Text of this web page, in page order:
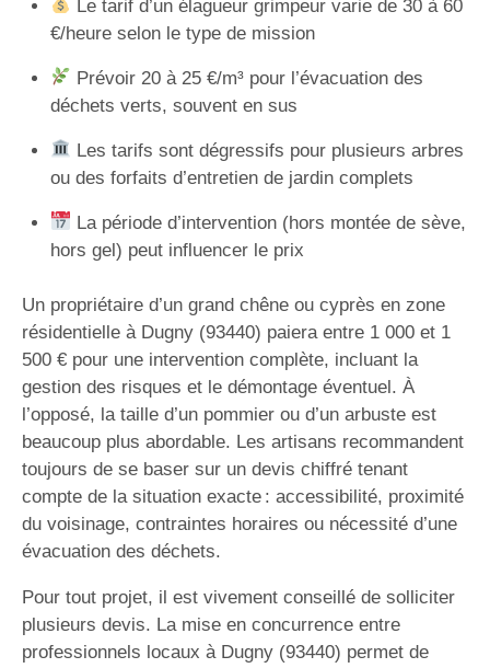
Le tarif d’un élagueur grimpeur varie de 30 à 60
€/heure selon le type de mission
Prévoir 20 à 25 €/m³ pour l’évacuation des
déchets verts, souvent en sus
Les tarifs sont dégressifs pour plusieurs arbres
ou des forfaits d’entretien de jardin complets
La période d’intervention (hors montée de sève,
hors gel) peut influencer le prix
Un propriétaire d’un grand chêne ou cyprès en zone
résidentielle à Dugny (93440) paiera entre 1 000 et 1
500 € pour une intervention complète, incluant la
gestion des risques et le démontage éventuel. À
l’opposé, la taille d’un pommier ou d’un arbuste est
beaucoup plus abordable. Les artisans recommandent
toujours de se baser sur un devis chiffré tenant
compte de la situation exacte : accessibilité, proximité
du voisinage, contraintes horaires ou nécessité d’une
évacuation des déchets.
Pour tout projet, il est vivement conseillé de solliciter
plusieurs devis. La mise en concurrence entre
professionnels locaux à Dugny (93440) permet de